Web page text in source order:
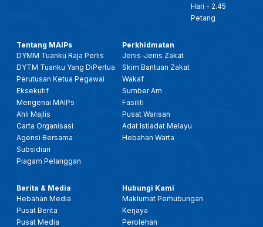
Hari - 2.45
Petang
Tentang MAIPs
DYMM Tuanku Raja Perlis
DYTM Tuanku Yang DiPertua
Perutusan Ketua Pegawai
Eksekutif
Mengenai MAIPs
Ahli Majlis
Carta Organisasi
Agensi Bersama
Subsidiari
Piagam Pelanggan
Perkhidmatan
Jenis-Jenis Zakat
Skim Bantuan Zakat
Wakaf
Sumber Am
Fasiliti
Pusat Warisan
Adat Istiadat Melayu
Hebahan Warta
Berita & Media
Hebahan Media
Pusat Berita
Pusat Media
Hubungi Kami
Maklumat Perhubungan
Kerjaya
Perolehan